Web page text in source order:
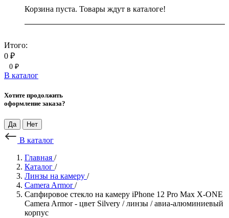
Корзина пуста. Товары ждут в каталоге!
Итого:
0 ₽
0 ₽
В каталог
Хотите продолжить
оформление заказа?
Да Нет
В каталог
Главная /
Каталог /
Линзы на камеру /
Camera Armor/
Сапфировое стекло на камеру iPhone 12 Pro Max X-ONE
Camera Armor - цвет Silvery / линзы / авиа-алюминиевый
корпус